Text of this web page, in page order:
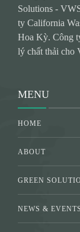
Solutions -
ty California
Hoa Kỳ. Công
lý chất thải cho
MENU
HOME
ABOUT
GREEN
NEWS & EVENTS